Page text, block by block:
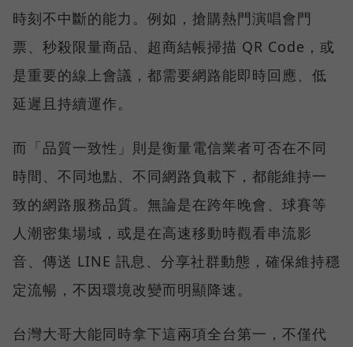
時刻不中斷的能力。例如，搶購熱門演唱會門
票、秒殺限量商品、超商結帳掃描 QR Code，或
是重要的線上會議，都需要網路能即時回應、低
延遲且持續運作。
而「品質一致性」則是衡量電信業者可否在不同
時間、不同地點、不同網路負載下，都能維持一
致的網路服務品質。無論是在跨年晚會、球賽等
人潮密集場域，或是在高速移動時觀看串流影
音、傳送 LINE 訊息、分享社群動態，確保維持穩
定流暢，不因環境改變而明顯降速。
台灣大哥大能同時拿下這兩項全台第一，不僅代